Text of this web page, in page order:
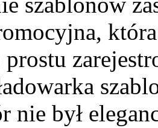
która
nie był